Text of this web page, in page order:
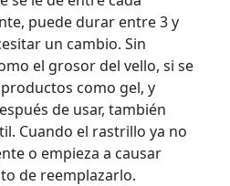
puede durar entre 3 y
un cambio. Sin
el grosor del vello, si se
como gel, y
de usar, también
Cuando el rastrillo ya no
o empieza a causar
de reemplazarlo.